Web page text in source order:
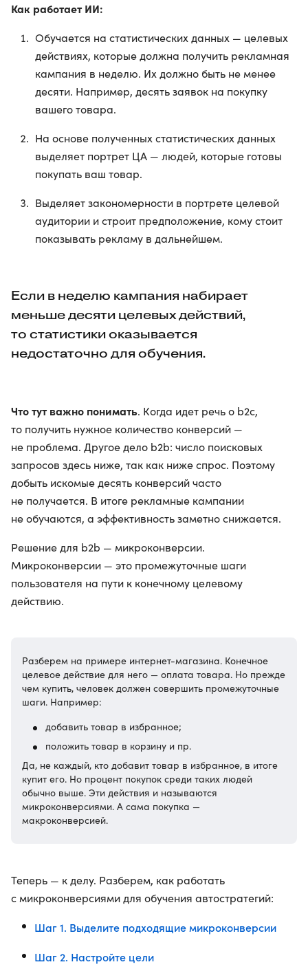
Как работает ИИ:
Обучается на статистических данных — целевых
действиях, которые должна получить рекламная
кампания в неделю. Их должно быть не менее
десяти. Например, десять заявок на покупку
вашего товара.
На основе полученных статистических данных
выделяет портрет ЦА — людей, которые готовы
покупать ваш товар.
Выделяет закономерности в портрете целевой
аудитории и строит предположение, кому стоит
показывать рекламу в дальнейшем.
Если в неделю кампания набирает
меньше десяти целевых действий,
то статистики оказывается
недостаточно для обучения.
Что тут важно понимать. Когда идет речь о b2c,
то получить нужное количество конверсий —
не проблема. Другое дело b2b: число поисковых
запросов здесь ниже, так как ниже спрос. Поэтому
добыть искомые десять конверсий часто
не получается. В итоге рекламные кампании
не обучаются, а эффективность заметно снижается.
Решение для b2b — микроконверсии.
Микроконверсии — это промежуточные шаги
пользователя на пути к конечному целевому
действию.
Разберем на примере интернет-магазина. Конечное
целевое действие для него — оплата товара. Но прежде
чем купить, человек должен совершить промежуточные
шаги. Например:
добавить товар в избранное;
положить товар в корзину и пр.
Да, не каждый, кто добавит товар в избранное, в итоге
купит его. Но процент покупок среди таких людей
обычно выше. Эти действия и называются
микроконверсиями. А сама покупка —
макроконверсией.
Теперь — к делу. Разберем, как работать
с микроконверсиями для обучения автостратегий:
Шаг 1. Выделите подходящие микроконверсии
Шаг 2. Настройте цели